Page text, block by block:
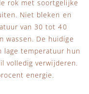
rok met soortgelijke
Niet bleken en
van 30 tot 40
wassen. De huidige
lage temperatuur hun
volledig verwijderen.
energie.